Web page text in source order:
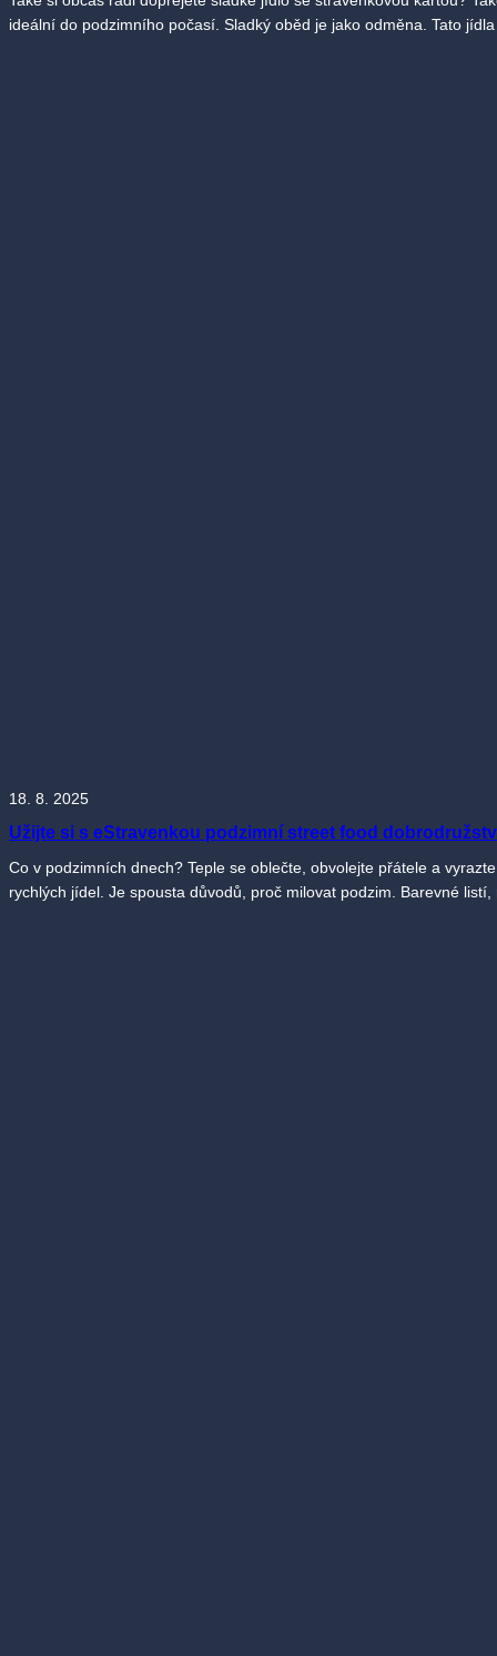
ideální do podzimního počasí. Sladký oběd je jako odměna. Tato
18. 8. 2025
Užijte si s eStravenkou podzimní street food
Co v podzimních dnech? Teple se oblečte, obvolejte přátele a
rychlých jídel. Je spousta důvodů, proč milovat podzim. Barevné